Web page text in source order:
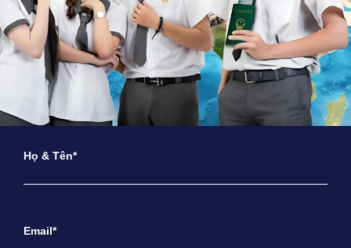
Họ & Tên*
Email*